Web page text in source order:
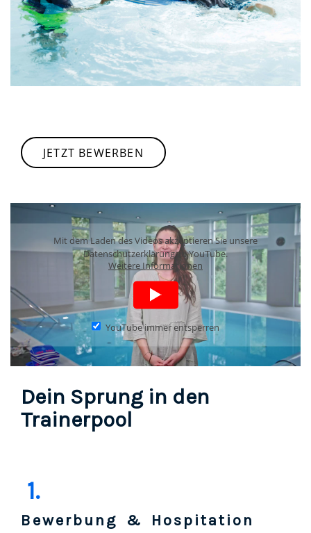
JETZT BEWERBEN
Mit dem Laden des Videos akzeptieren Sie unsere
Datenschutzerklärung zu YouTube.
Weitere Informationen
YouTube immer entsperren
Dein Sprung in den
Trainerpool
1.
Bewerbung & Hospitation